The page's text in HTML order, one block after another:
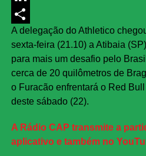
LinkedIn
Share
A delegação do Athletico
sexta-feira (21.10) a Atibaia
para mais um desafio pelo
cerca de 20 quilômetros de
o Furacão enfrentará o Red
deste sábado (22).
A Rádio CAP transmite a
aplicativo e também no